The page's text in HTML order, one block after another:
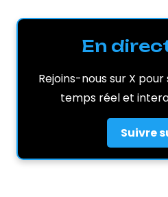
En
Rejoins-nous sur X
temps réel et
Suivre